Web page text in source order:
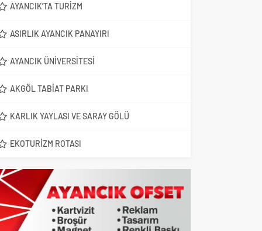
AYANCIK’TA TURIZM
ASIRLIK AYANCIK PANAYIRI
AYANCIK ÜNIVERSITESI
AKGÖL TABIAT PARKI
KARLIK YAYLASI VE SARAY GÖLÜ
EKOTURIZM ROTASI